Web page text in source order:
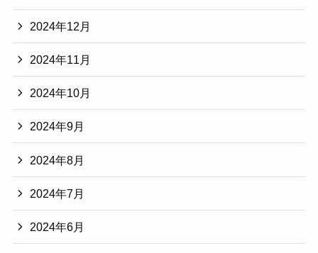
2024年12月
2024年11月
2024年10月
2024年9月
2024年8月
2024年7月
2024年6月